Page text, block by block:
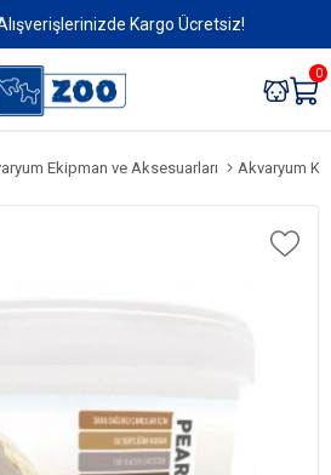
Kargo Ücretsiz!
0
Ekipman ve Aksesuarları Akvaryum